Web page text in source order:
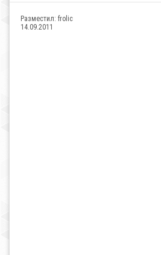
Разместил: frolic
14.09.2011